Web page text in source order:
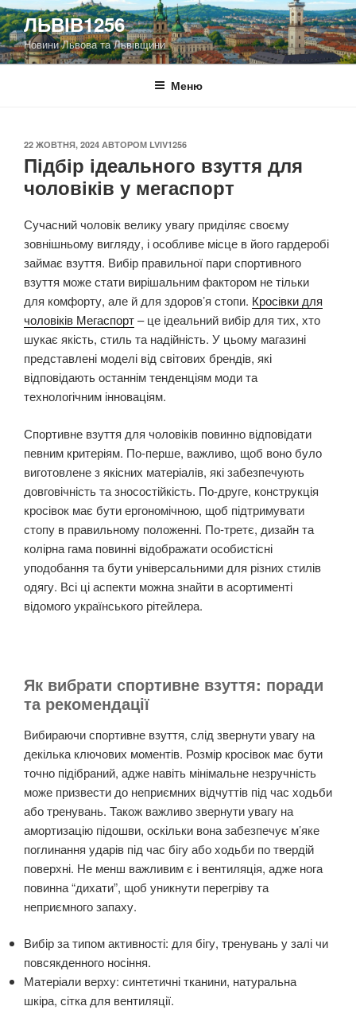
Перейти
до
вмісту
ЛЬВІВ1256
Новини Львова та Львівщини
Меню
ОПУБЛІКОВАНО
22 ЖОВТНЯ, 2024 АВТОРОМ LVIV1256
Підбір ідеального взуття для
чоловіків у мегаспорт
Сучасний чоловік велику увагу приділяє своєму
зовнішньому вигляду, і особливе місце в його гардеробі
займає взуття. Вибір правильної пари спортивного
взуття може стати вирішальним фактором не тільки
для комфорту, але й для здоров’я стопи. Кросівки для
чоловіків Мегаспорт– це ідеальний вибір для тих, хто
шукає якість, стиль та надійність. У цьому магазині
представлені моделі від світових брендів, які
відповідають останнім тенденціям моди та
технологічним інноваціям.
Спортивне взуття для чоловіків повинно відповідати
певним критеріям. По-перше, важливо, щоб воно було
виготовлене з якісних матеріалів, які забезпечують
довговічність та зносостійкість. По-друге, конструкція
кросівок має бути ергономічною, щоб підтримувати
стопу в правильному положенні. По-третє, дизайн та
колірна гама повинні відображати особистісні
уподобання та бути універсальними для різних стилів
одягу. Всі ці аспекти можна знайти в асортименті
відомого українського рітейлера.
Як вибрати спортивне взуття: поради
та рекомендації
Вибираючи спортивне взуття, слід звернути увагу на
декілька ключових моментів. Розмір кросівок має бути
точно підібраний, адже навіть мінімальне незручність
може призвести до неприємних відчуттів під час ходьби
або тренувань. Також важливо звернути увагу на
амортизацію підошви, оскільки вона забезпечує м’яке
поглинання ударів під час бігу або ходьби по твердій
поверхні. Не менш важливим є і вентиляція, адже нога
повинна “дихати”, щоб уникнути перегріву та
неприємного запаху.
Вибір за типом активності: для бігу, тренувань у залі чи
повсякденного носіння.
Матеріали верху: синтетичні тканини, натуральна
шкіра, сітка для вентиляції.